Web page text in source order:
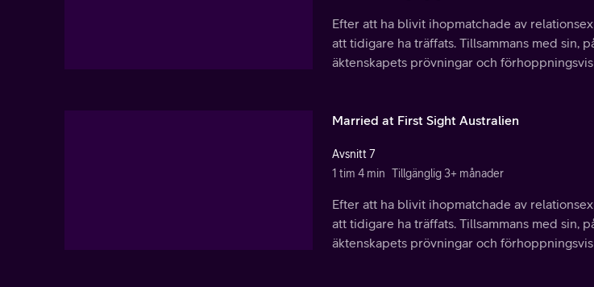
Efter att ha blivit ihopmatchade av
att tidigare ha träffats. Tillsammans med sin,
äktenskapets prövningar och
Married at First Sight Australien
Avsnitt 7
1 tim 4 min Tillgänglig 3+ månader
Efter att ha blivit ihopmatchade av
att tidigare ha träffats. Tillsammans med sin,
äktenskapets prövningar och